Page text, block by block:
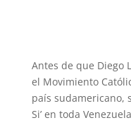
Antes de que Diego
el Movimiento
país sudamericano,
Si’ en toda